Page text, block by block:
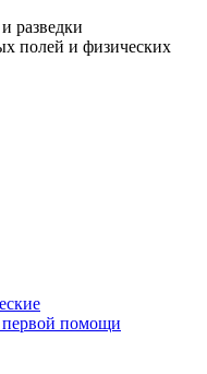
разведки
полей и физических
помощи